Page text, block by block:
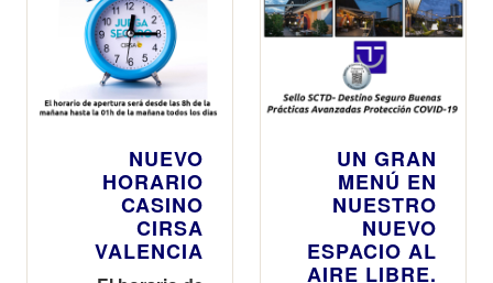
NUEVO
HORARIO
CASINO
CIRSA
VALENCIA
UN GRAN
MENÚ EN
NUESTRO
NUEVO
ESPACIO AL
AIRE LIBRE.